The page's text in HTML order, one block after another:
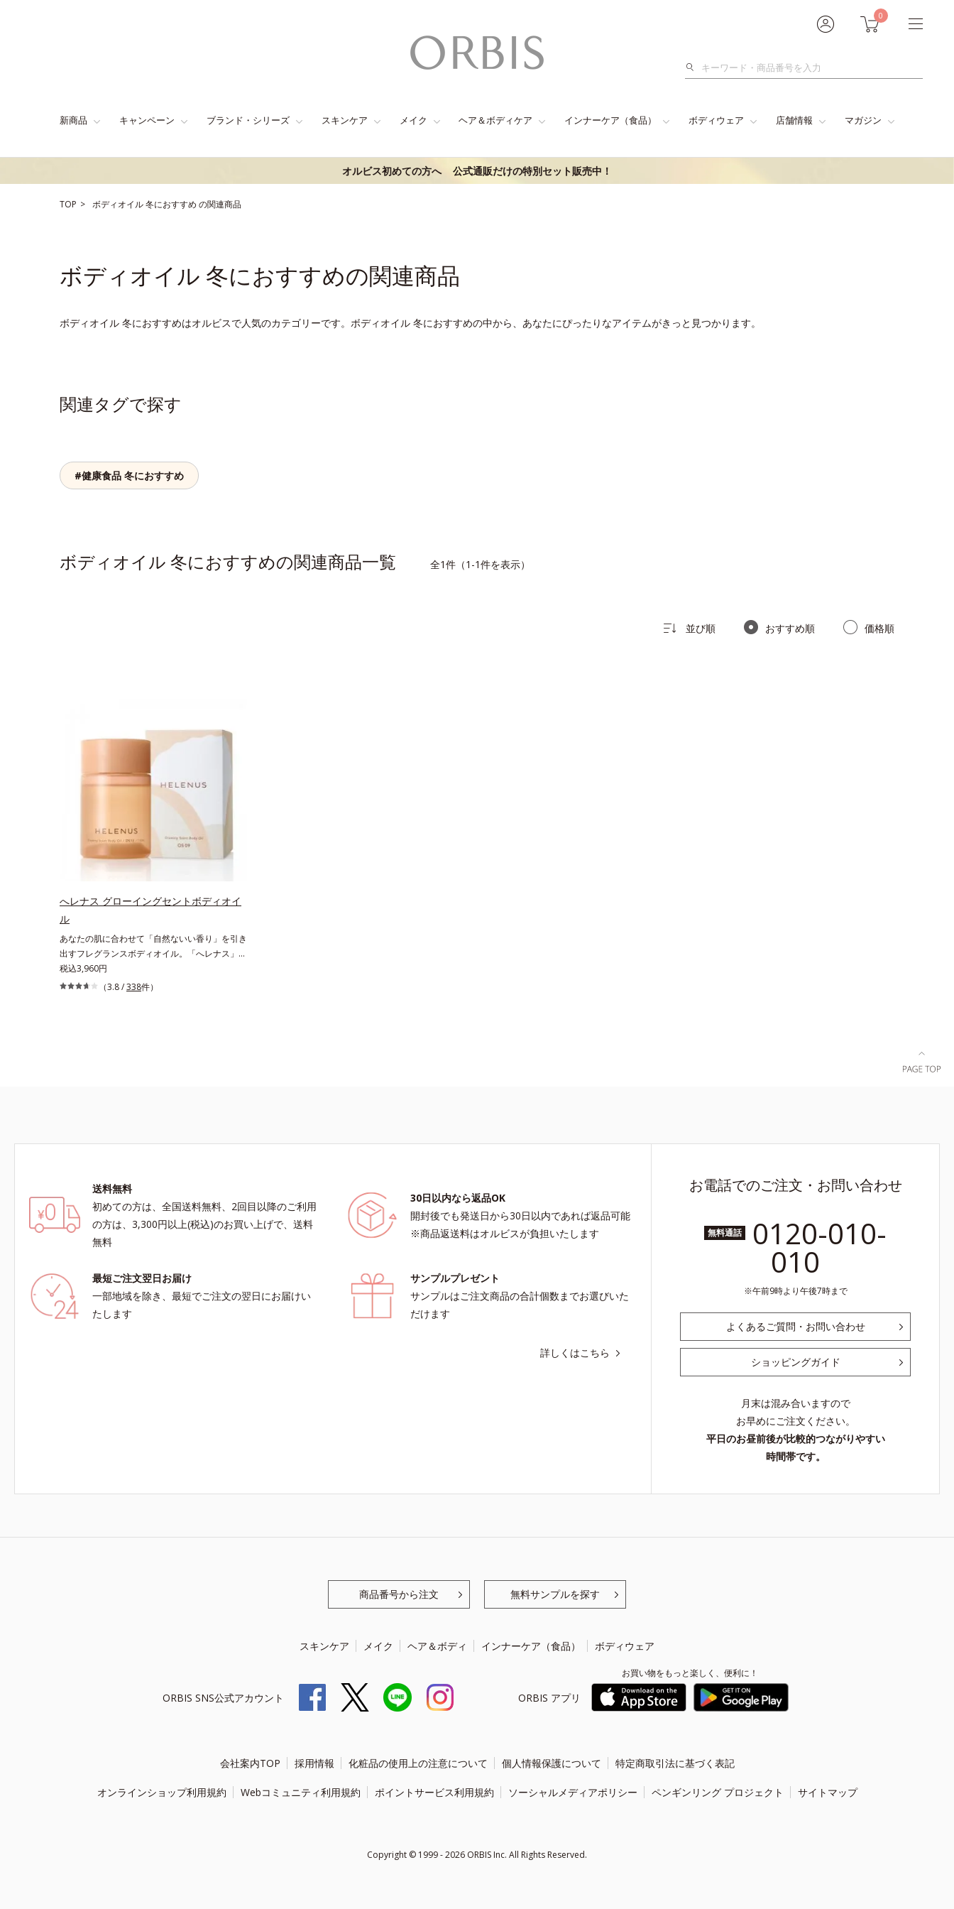
0
検
新商品 キャンペーン ブランド・シリーズ スキンケア メイク ヘア＆ボディケア インナーケア（食品） ボディウェア 店舗情報 マガジン
オルビス初めての方へ 公式通販だけの特別セット販売中！
TOP ボディオイル冬におすすめ の関連商品
ボディオイル 冬におすすめの関連商品
ボディオイル 冬におすすめはオルビスで人気のカテゴリーです。ボディオイル 冬におすすめの中から、あなたにぴったりなアイテムがきっと見つかります。
関連タグで探す
#健康食品 冬におすすめ
ボディオイル 冬におすすめの関連商品一覧 全1件（1-1件を表示）
並び順 おすすめ順 価格順
へレナス グローイングセントボディオイ
ル
あなたの肌に合わせて「自然ないい香り」を引き
出すフレグランスボディオイル。「へレナス」
は、スキンケアに強みのあるオルビスとフレグラ
ンスを愛するセントピアによる共同ブランド。肌
バランスを整え、ボディケアしながらそれぞれの
イランに木々の精油を加えた、うるおいを感じる
香り。【NS12】水分と油分のバランスがとれた
肌に。ゼラニウム、ローズなど花々の精油にハー
ブや果実を加えた、透明感あふれる香り。
る香り。天然由来の力を借りた毎日のケアで、人
工的な“いい香り”でもなく、体臭のような“ニオ
イ”でもない、自然な“いい匂い”を目指しましょ
税込3,960円
（3.8 /338件）
送料無料
初めての方は、全国送料無料、2回目以降のご利用
の方は、3,300円以上(税込)のお買い上げで、送料
無料
30日以内なら返品OK
開封後でも発送日から30日以内であれば返品可能
※商品返送料はオルビスが負担いたします
最短ご注文翌日お届け
一部地域を除き、最短でご注文の翌日にお届けい
たします
サンプルプレゼント
サンプルはご注文商品の合計個数までお選びいた
だけます
詳しくはこちら
お電話でのご注文・お問い合わせ
無料通話 0120-010-
010
午前9時より午後7時まで
よくあるご質問・お問い合わせ
ショッピングガイド
月末は混み合いますので
お早めにご注文ください。
平日のお昼前後が比較的つながりやすい
時間帯です。
商品番号から注文 無料サンプルを探す
スキンケア メイク ヘア＆ボディ インナーケア（食品） ボディウェア
ORBIS SNS公式アカウント ORBIS アプリ
お買い物をもっと楽しく、便利に！
会社案内TOP 採用情報 化粧品の使用上の注意について 個人情報保護について 特定商取引法に基づく表記
オンラインショップ利用規約 Webコミュニティ利用規約 ポイントサービス利用規約 ソーシャルメディアポリシー ペンギンリング プロジェクト サイトマップ
Copyright © 1999 - 2026 ORBIS Inc. All Rights Reserved.